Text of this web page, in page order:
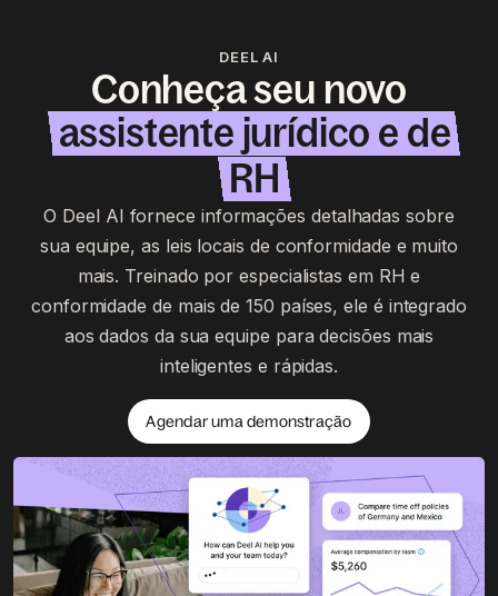
DEEL AI
Conheça seu novo
assistente jurídico e de
RH
O Deel AI fornece informações detalhadas sobre
sua equipe, as leis locais de conformidade e muito
mais. Treinado por especialistas em RH e
conformidade de mais de 150 países, ele é integrado
aos dados da sua equipe para decisões mais
inteligentes e rápidas.
Agendar uma demonstração